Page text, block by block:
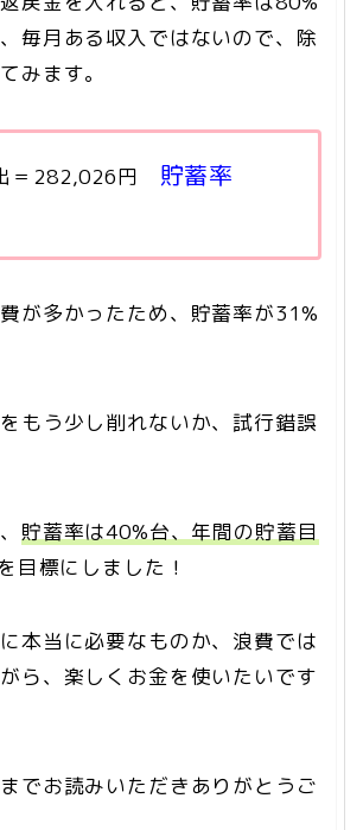
毎月ある収入ではないので、除
みます。
＝282,026円 貯蓄率
が多かったため、貯蓄率が31%
もう少し削れないか、試行錯誤
貯蓄率は40%台、年間の貯蓄目
目標にしました！
本当に必要なものか、浪費では
ら、楽しくお金を使いたいです
でお読みいただきありがとうご